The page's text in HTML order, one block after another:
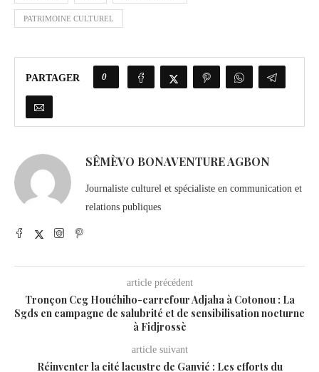
PATRIMOINE CULTUREL
PARTAGER 0
SÊMÈVO BONAVENTURE AGBON
Journaliste culturel et spécialiste en communication et
relations publiques
article précédent
Tronçon Ceg Houéhiho-carrefour Adjaha à Cotonou : La
Sgds en campagne de salubrité et de sensibilisation nocturne
à Fidjrossè
article suivant
Réinventer la cité lacustre de Ganvié : Les efforts du